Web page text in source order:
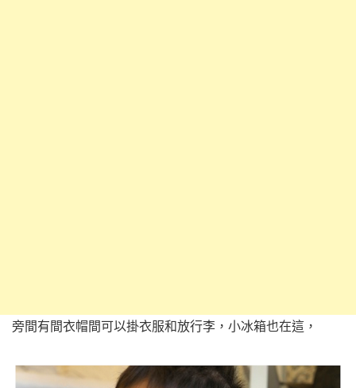
旁間有間衣帽間可以掛衣服和放行李，小冰箱也在這，